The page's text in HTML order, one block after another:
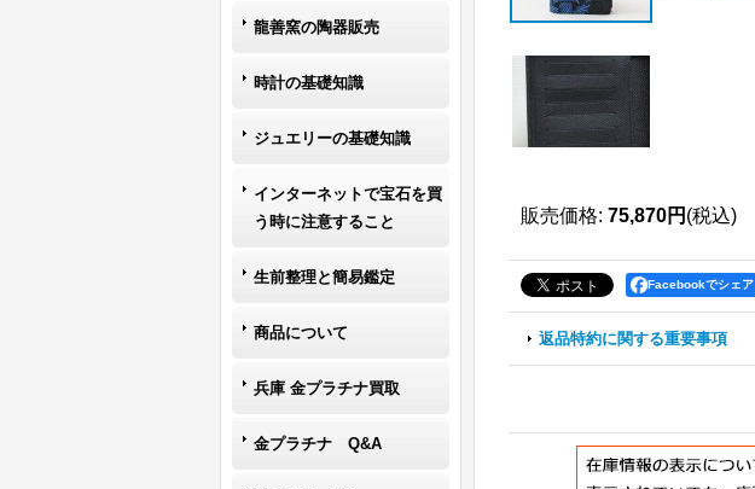
龍善窯の陶器販売
時計の基礎知識
ジュエリーの基礎知識
インターネットで宝石を買
う時に注意すること
生前整理と簡易鑑定
商品について
兵庫 金プラチナ買取
金プラチナ Q&A
販売価格: 75,870円 (税込)
Facebookでシェア
返品特約に関する重要事項